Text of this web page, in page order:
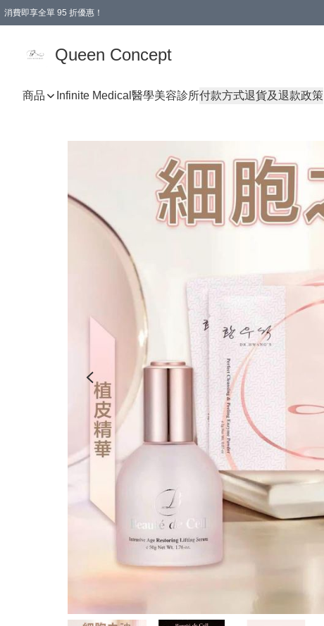
消費即享全單 95 折優惠！
Queen Concept
商品 Infinite Medical醫學美容診所付款方式退貨及退款政策